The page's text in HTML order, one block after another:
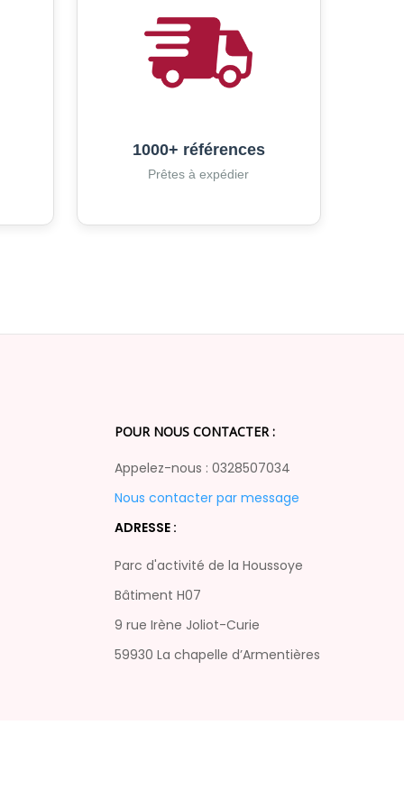
1000+ références
Prêtes à expédier
POUR NOUS CONTACTER :
Appelez-nous : 0328507034
Nous contacter par message
ADRESSE :
Parc d'activité de la Houssoye
Bâtiment H07
9 rue Irène Joliot-Curie
59930 La chapelle d’Armentières